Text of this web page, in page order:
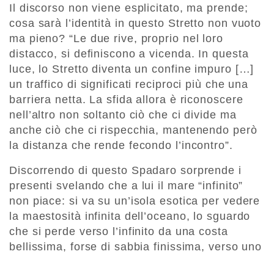
Il discorso non viene esplicitato, ma prende;
cosa sarà l’identità in questo Stretto non vuoto
ma pieno? “Le due rive, proprio nel loro
distacco, si definiscono a vicenda. In questa
luce, lo Stretto diventa un confine impuro […]
un traffico di significati reciproci più che una
barriera netta. La sfida allora è riconoscere
nell’altro non soltanto ciò che ci divide ma
anche ciò che ci rispecchia, mantenendo però
la distanza che rende fecondo l’incontro”.
Discorrendo di questo Spadaro sorprende i
presenti svelando che a lui il mare “infinito”
non piace: si va su un’isola esotica per vedere
la maestosità infinita dell’oceano, lo sguardo
che si perde verso l’infinito da una costa
bellissima, forse di sabbia finissima, verso uno